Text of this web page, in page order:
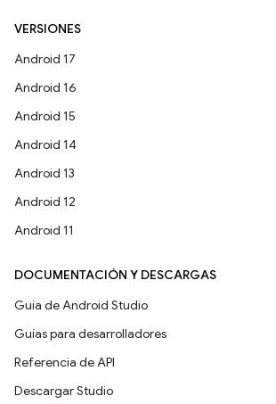
VERSIONES
Android 17
Android 16
Android 15
Android 14
Android 13
Android 12
Android 11
DOCUMENTACIÓN Y DESCARGAS
Guía de Android Studio
Guías para desarrolladores
Referencia de API
Descargar Studio